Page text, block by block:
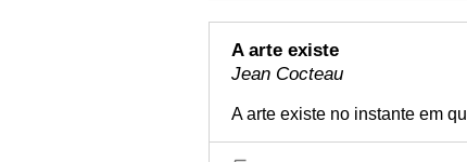
A arte existe
Jean Cocteau
A arte existe no instante em